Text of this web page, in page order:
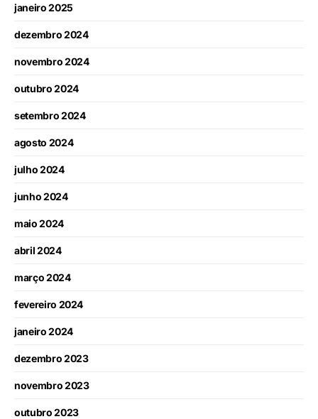
janeiro 2025
dezembro 2024
novembro 2024
outubro 2024
setembro 2024
agosto 2024
julho 2024
junho 2024
maio 2024
abril 2024
março 2024
fevereiro 2024
janeiro 2024
dezembro 2023
novembro 2023
outubro 2023